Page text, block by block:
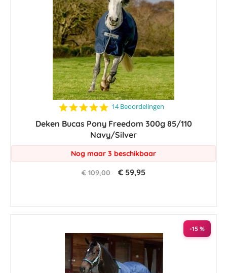
4.9
rating
14 Beoordelingen
Deken Bucas Pony Freedom 300g 85/110
Navy/Silver
Nog maar 3 beschikbaar
€ 109,00 € 59,95
-15 %